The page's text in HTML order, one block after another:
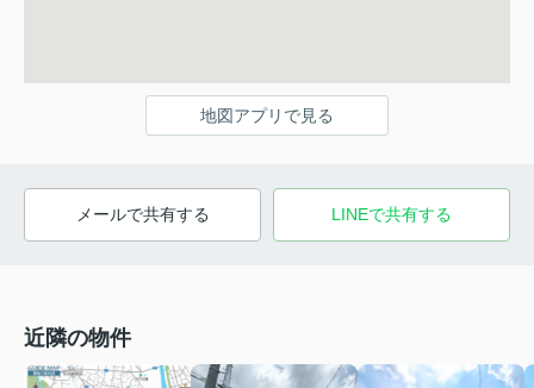
地図アプリで見る
メールで共有する LINEで共有する
近隣の物件